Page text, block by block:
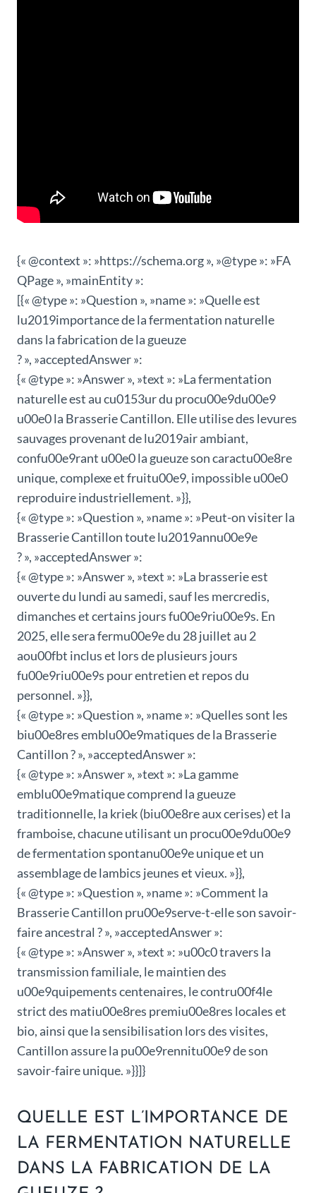
{« @context »: »https://schema.org », »@type »: »FA
QPage », »mainEntity »:
[{« @type »: »Question », »name »: »Quelle est
lu2019importance de la fermentation naturelle
dans la fabrication de la gueuze
? », »acceptedAnswer »:
{« @type »: »Answer », »text »: »La fermentation
naturelle est au cu0153ur du procu00e9du00e9
u00e0 la Brasserie Cantillon. Elle utilise des levures
sauvages provenant de lu2019air ambiant,
confu00e9rant u00e0 la gueuze son caractu00e8re
unique, complexe et fruitu00e9, impossible u00e0
reproduire industriellement. »}},
{« @type »: »Question », »name »: »Peut-on visiter la
Brasserie Cantillon toute lu2019annu00e9e
? », »acceptedAnswer »:
{« @type »: »Answer », »text »: »La brasserie est
ouverte du lundi au samedi, sauf les mercredis,
dimanches et certains jours fu00e9riu00e9s. En
2025, elle sera fermu00e9e du 28 juillet au 2
aou00fbt inclus et lors de plusieurs jours
fu00e9riu00e9s pour entretien et repos du
personnel. »}},
{« @type »: »Question », »name »: »Quelles sont les
biu00e8res emblu00e9matiques de la Brasserie
Cantillon ? », »acceptedAnswer »:
{« @type »: »Answer », »text »: »La gamme
emblu00e9matique comprend la gueuze
traditionnelle, la kriek (biu00e8re aux cerises) et la
framboise, chacune utilisant un procu00e9du00e9
de fermentation spontanu00e9e unique et un
assemblage de lambics jeunes et vieux. »}},
{« @type »: »Question », »name »: »Comment la
Brasserie Cantillon pru00e9serve-t-elle son savoir-
faire ancestral ? », »acceptedAnswer »:
{« @type »: »Answer », »text »: »u00c0 travers la
transmission familiale, le maintien des
u00e9quipements centenaires, le contru00f4le
strict des matiu00e8res premiu00e8res locales et
bio, ainsi que la sensibilisation lors des visites,
Cantillon assure la pu00e9rennitu00e9 de son
savoir-faire unique. »}}]}
QUELLE EST L’IMPORTANCE DE
LA FERMENTATION NATURELLE
DANS LA FABRICATION DE LA